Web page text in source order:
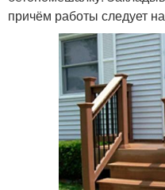
причём работы следует